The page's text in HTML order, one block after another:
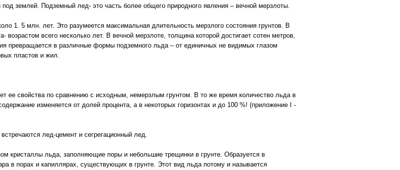
под землей. Подземный лед- это часть более общего природного явления – вечной мерзлоты.
1. 5 млн. лет. Это разумеется максимальная длительность мерзлого состояния грунтов. В
возрастом всего несколько лет. В вечной мерзлоте, толщина которой достигает сотен метров,
превращается в различные формы подземного льда – от единичных не видимых глазом
пластов и жил.
ее свойства по сравнению с исходным, немерзлым грунтом. В то же время количество льда в
изменяется от долей процента, а в некоторых горизонтах и до 100 %! (приложение I -
лед-цемент и сегрегационный лед.
кристаллы льда, заполняющие поры и небольшие трещинки в грунте. Образуется в
в порах и капиллярах, существующих в грунте. Этот вид льда потому и называется